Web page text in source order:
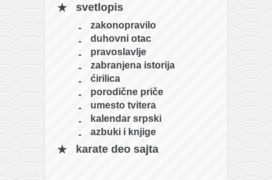
timbei rochin
tsunami dojo
svetlopis
zakonopravilo
duhovni otac
pravoslavlje
zabranjena istorija
ćirilica
porodične priče
umesto tvitera
kalendar srpski
azbuki i knjige
karate deo sajta